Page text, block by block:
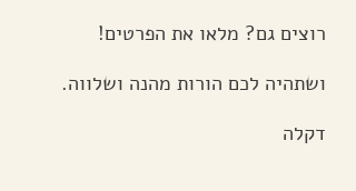
רוצים גם? מלאו את הפרטים!
ושתהיה לכם הורות מהנה ושלווה.
דקלה